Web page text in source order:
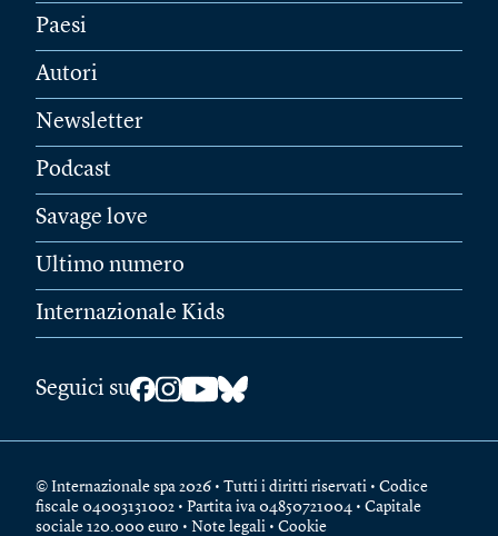
Paesi
Autori
Newsletter
Podcast
Savage love
Ultimo numero
Internazionale Kids
Seguici su
© Internazionale spa 2026 • Tutti i diritti riservati • Codice
fiscale 04003131002 • Partita iva 04850721004 • Capitale
sociale 120.000 euro • Note legali • Cookie